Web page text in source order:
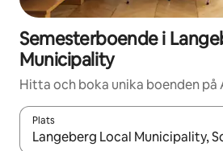
Semesterboende i
Municipality
Hitta och boka unika boenden på
Plats
När resultaten är tillgängliga kan